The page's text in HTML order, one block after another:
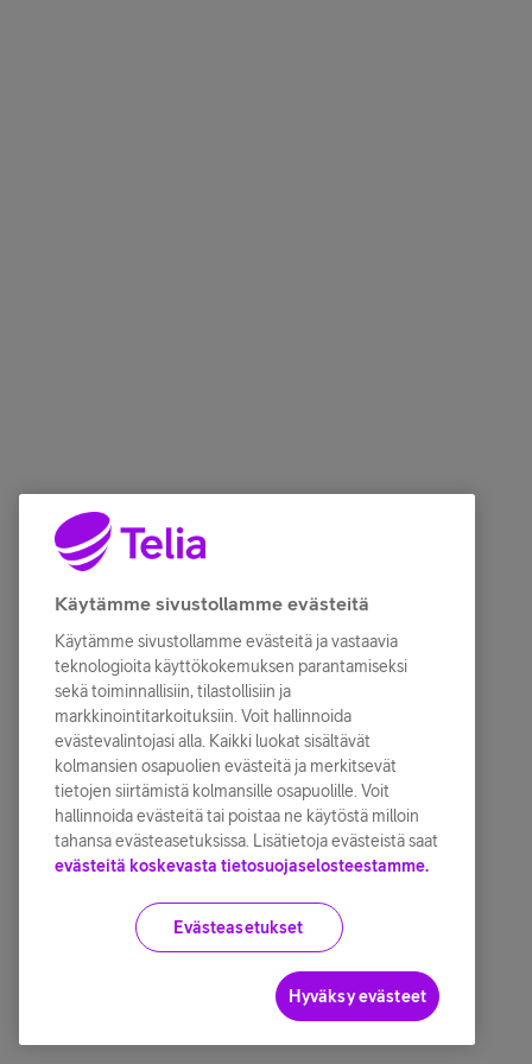
Käytämme sivustollamme evästeitä
Käytämme sivustollamme evästeitä ja vastaavia
teknologioita käyttökokemuksen parantamiseksi
sekä toiminnallisiin, tilastollisiin ja
markkinointitarkoituksiin. Voit hallinnoida
evästevalintojasi alla. Kaikki luokat sisältävät
kolmansien osapuolien evästeitä ja merkitsevät
tietojen siirtämistä kolmansille osapuolille. Voit
hallinnoida evästeitä tai poistaa ne käytöstä milloin
tahansa evästeasetuksissa. Lisätietoja evästeistä saat
evästeitä koskevasta tietosuojaselosteestamme.
Evästeasetukset
Hyväksy evästeet